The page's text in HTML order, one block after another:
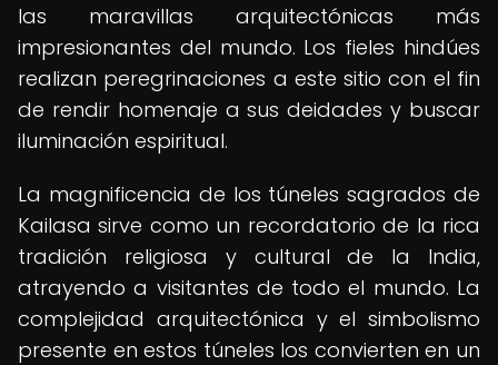
las maravillas arquitectónicas más
impresionantes del mundo. Los fieles hindúes
realizan peregrinaciones a este sitio con el fin
de rendir homenaje a sus deidades y buscar
iluminación espiritual.
La magnificencia de los túneles sagrados de
Kailasa sirve como un recordatorio de la rica
tradición religiosa y cultural de la India,
atrayendo a visitantes de todo el mundo. La
complejidad arquitectónica y el simbolismo
presente en estos túneles los convierten en un